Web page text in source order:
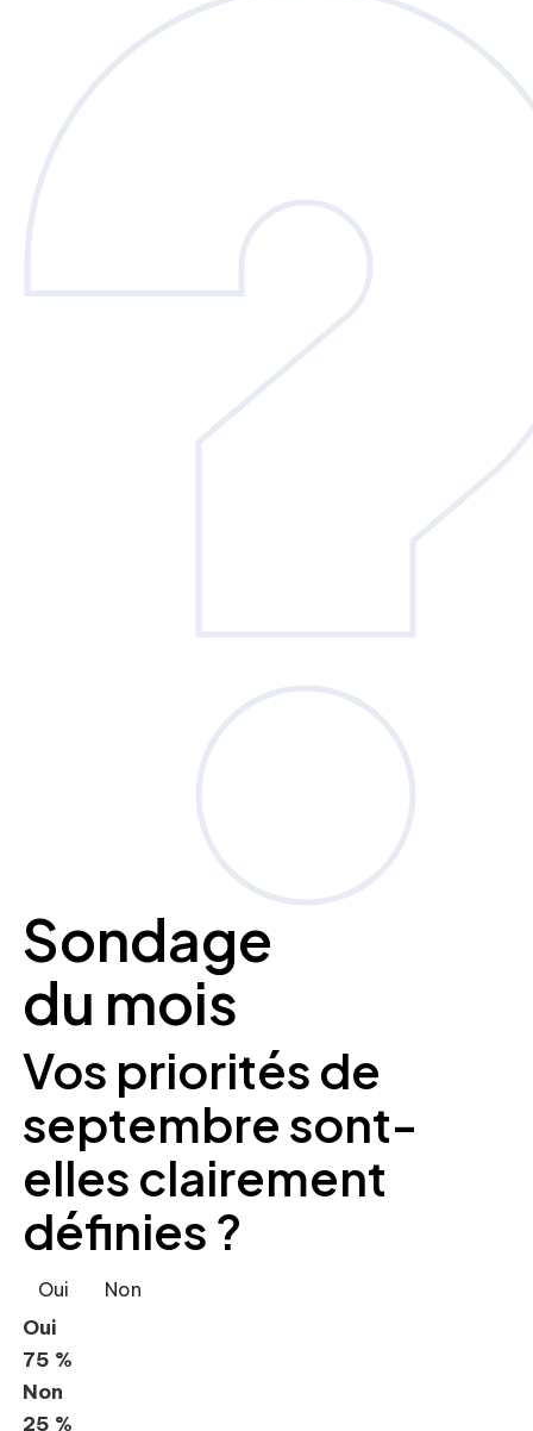
Sondage
du mois
Vos priorités de
septembre sont-
elles clairement
définies ?
Oui Non
Oui
75 %
Non
25 %